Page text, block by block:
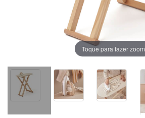
Toque para fazer zoom